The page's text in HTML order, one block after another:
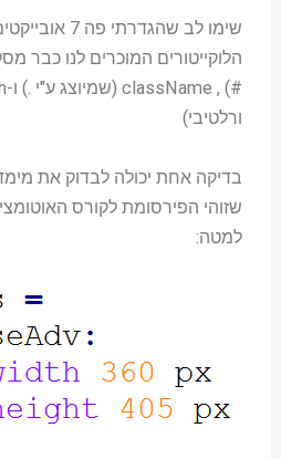
שימו לב
ורלטיבי)
שזוהי הפירסומת לקורס
למטה: